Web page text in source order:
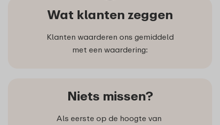
Wat klanten zeggen
Klanten waarderen ons gemiddeld
met een waardering:
Niets missen?
Als eerste op de hoogte van